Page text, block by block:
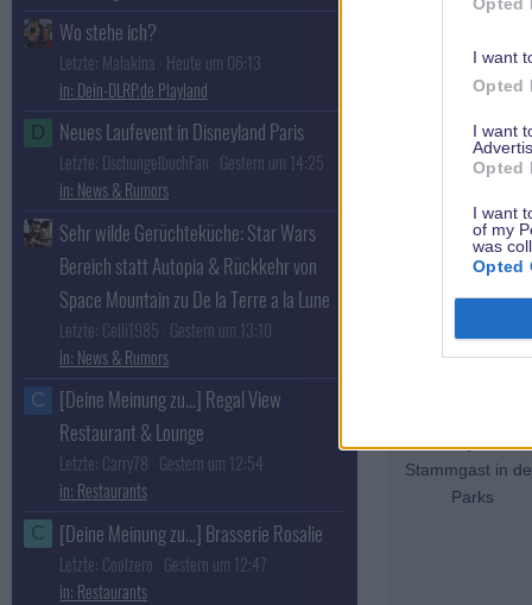
I want
Opted
I want
Opted
I want
of my
was
Opted
Cinderella
Stammgast in
Parks
DuffyBear
Stammgast in
Parks
Wo stehe ich?
Letzte: Malakina Heute um 06:13
Dein-DLRP.de Playland
D Neues Laufevent in Disneyland Paris
Letzte: DschungelbuchFan Gestern um 14:25
News & Rumors
Sehr wilde Gerüchteküche: Star Wars
Bereich statt Autopia & Rückkehr von
Space Mountain zu De la Terre a la Lune
Letzte: Celli1985 Gestern um 13:10
News & Rumors
C
[Deine Meinung zu...] Regal View
Restaurant & Lounge
Letzte: Carry78 Gestern um 12:54
Restaurants
C [Deine Meinung zu...] Brasserie Rosalie
Letzte: Coolzero Gestern um 12:47
Restaurants